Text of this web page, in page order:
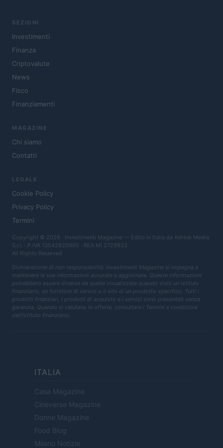
SEZIONI
Investimenti
Finanza
Criptovalute
News
Fisco
Finanziamenti
MAGAZINE
Chi siamo
Contatti
LEGALE
Cookie Policy
Privacy Policy
Termini
Copyright © 2026 · Investimenti Magazine — Edito in Italia da AdHub Media
S.r.l. · P.IVA 13542920965 · REA MI 2729933
All Rights Reserved
Dichiarazione di non responsabilità: Investimenti Magazine si impegna a
mantenere le sue informazioni accurate e aggiornate. Queste informazioni
potrebbero essere diverse da quelle visualizzate quando visiti un istituto
finanziario, un fornitore di servizi o il sito di un prodotto specifico. Tutti i
prodotti finanziari, i prodotti di acquisto e i servizi sono presentati senza
garanzia. Quando si valutano le offerte, consultare i Termini e condizioni
dell'istituto finanziario.
ITALIA
Casa Magazine
Cineverse Magazine
Donne Magazine
Food Blog
Milano Notizie